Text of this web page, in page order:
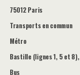
75012 Paris
Transports en commun
Métro
Bastille (lignes 1, 5 et 8),
Bus